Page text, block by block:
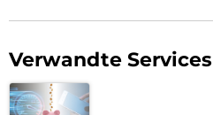
Verwandte Services